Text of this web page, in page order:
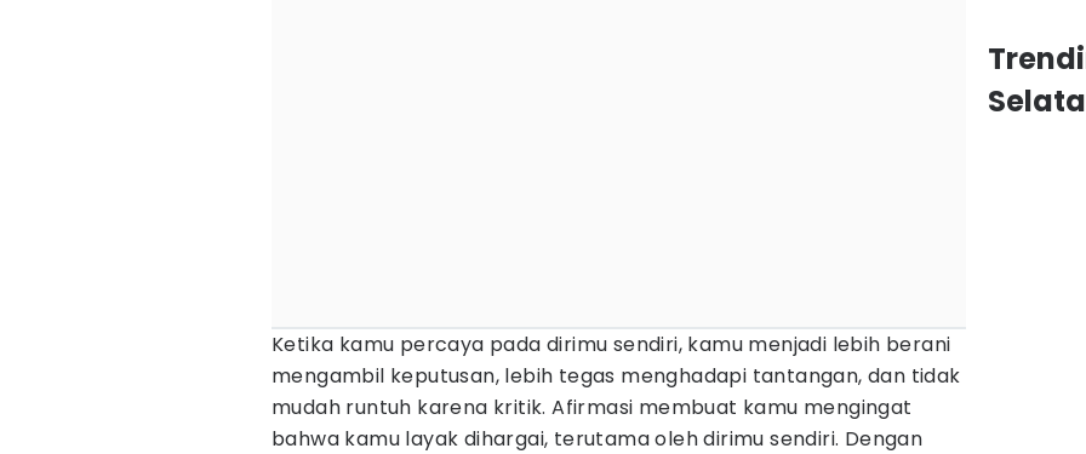
Ketika kamu percaya pada dirimu sendiri, kamu menjadi lebih berani
mengambil keputusan, lebih tegas menghadapi tantangan, dan tidak
mudah runtuh karena kritik. Afirmasi membuat kamu mengingat
bahwa kamu layak dihargai, terutama oleh dirimu sendiri. Dengan